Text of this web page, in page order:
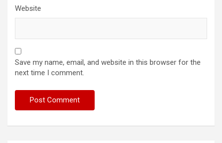
Website
Save my name, email, and website in this browser for the
next time I comment.